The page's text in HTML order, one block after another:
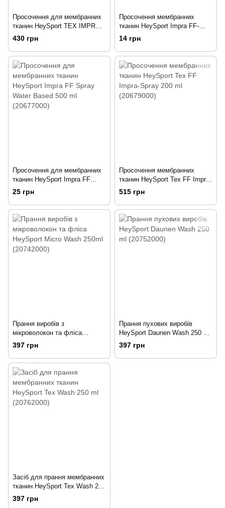
Просочення для мембранних
тканин HeySport TEX IMPRA
(20672200)
430 грн
Просочення мембранних
тканин HeySport Impra FF-
Spray Water Based 250 ml
(20676000)
14 грн
Просочення для мембранних
тканин HeySport Impra FF
Spray Water Based 500 ml
(20677000)
25 грн
Просочення мембранних
тканин HeySport Tex FF Impra-
Spray 200 ml (20679000)
515 грн
Прання виробів з
мікроволокон та фліса
HeySport Micro Wash 250ml
(20742000)
397 грн
Прання пухових виробів
HeySport Daunen Wash 250 ml
(20752000)
397 грн
Засіб для прання мембранних
тканин HeySport Tex Wash 250
ml (20762000)
397 грн